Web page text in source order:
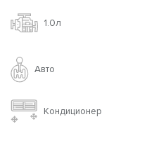
1.0л
Авто
Кондиционер